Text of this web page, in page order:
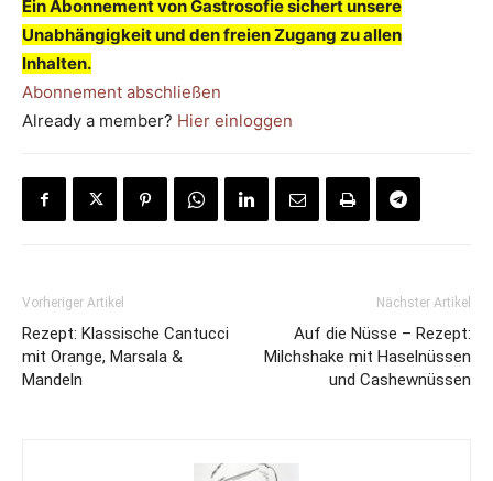
Ein Abonnement von Gastrosofie sichert unsere
Unabhängigkeit und den freien Zugang zu allen
Inhalten.
Abonnement abschließen
Already a member? Hier einloggen
Vorheriger Artikel
Rezept: Klassische Cantucci
mit Orange, Marsala &
Mandeln
Nächster Artikel
Auf die Nüsse – Rezept:
Milchshake mit Haselnüssen
und Cashewnüssen